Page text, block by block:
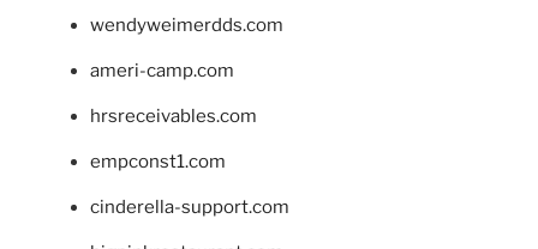
wendyweimerdds.com
ameri-camp.com
hrsreceivables.com
empconst1.com
cinderella-support.com